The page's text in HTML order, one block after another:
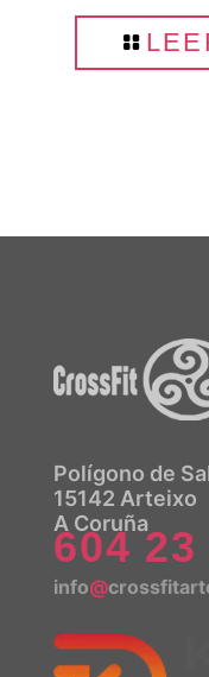
Polígono de
15142 Arteixo
A Coruña
604 23
info@